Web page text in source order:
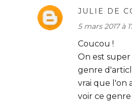
JULIE DE
5 mars 2017 à
Coucou !
On est
genre
vrai que l'on
voir ce